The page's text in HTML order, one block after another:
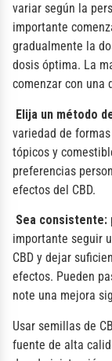
variar según la
importante
gradualmente la
dosis óptima. La
comenzar con una
Elija un método
variedad de
tópicos y
preferencias
efectos del CBD.
Sea consistente:
importante seguir
CBD y dejar
efectos. Pueden
note una mejora
Usar semillas de
fuente de alta